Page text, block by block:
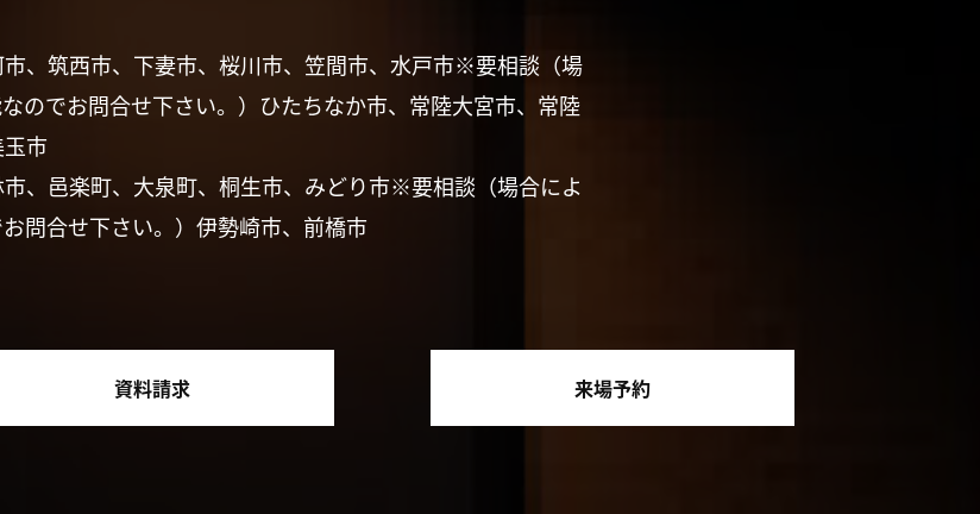
、筑西市、下妻市、桜川市、笠間市、水戸市※要相談（場
のでお問合せ下さい。）ひたちなか市、常陸大宮市、常陸
市
、邑楽町、大泉町、桐生市、みどり市※要相談（場合によ
問合せ下さい。）伊勢崎市、前橋市
資料請求 来場予約